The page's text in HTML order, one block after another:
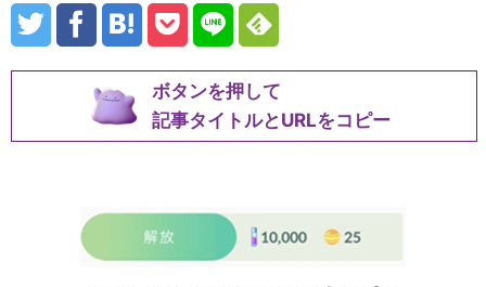
ボタンを押して
記事タイトルとURLをコピー